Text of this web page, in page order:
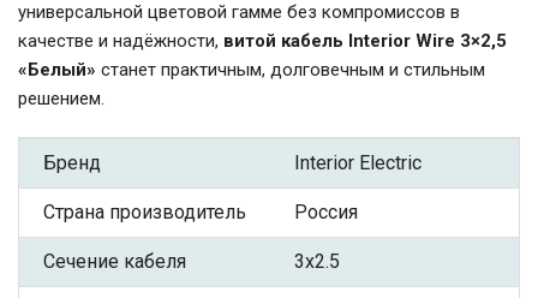
универсальной цветовой гамме без компромиссов в
качестве и надёжности, витой кабель Interior Wire 3×2,5
«Белый» станет практичным, долговечным и стильным
решением.
Бренд Interior Electric
Страна производитель Россия
Сечение кабеля 3x2.5